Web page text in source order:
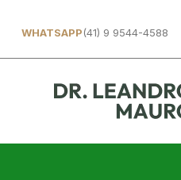
WHATSAPP(41) 9 9544-4588